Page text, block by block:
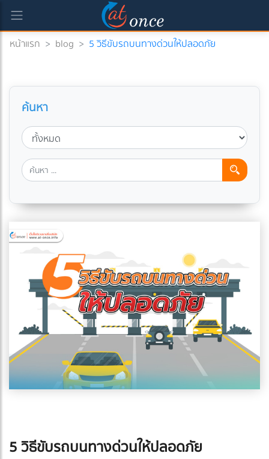
หน้าแรก > blog > 5 วิธีขับรถบนทางด่วนให้ปลอดภัย
ค้นหา
5 วิธีขับรถบนทางด่วนให้ปลอดภัย